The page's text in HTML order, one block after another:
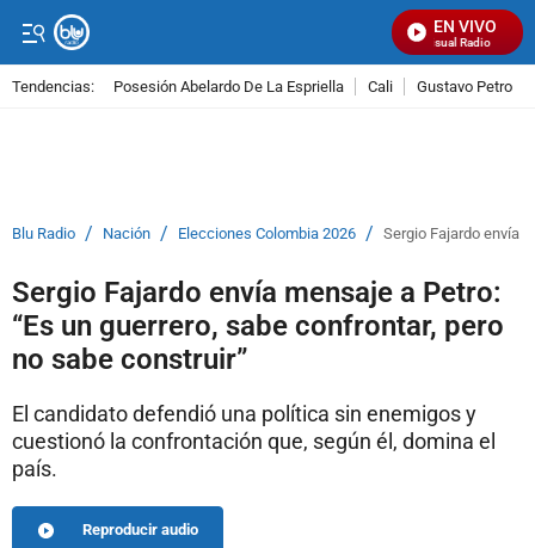
EN VIVO
Señal Visual Radio
Tendencias: Posesión Abelardo De La Espriella Cali Gustavo Petro
Blu Radio / Nación / Elecciones Colombia 2026 / Sergio Fajardo envía
Sergio Fajardo envía mensaje a Petro:
“Es un guerrero, sabe confrontar, pero
no sabe construir”
El candidato defendió una política sin enemigos y
cuestionó la confrontación que, según él, domina el
país.
Reproducir audio